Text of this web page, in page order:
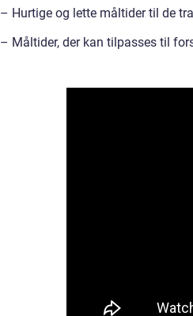
– Hurtige og lette måltider til de
– Måltider, der kan tilpasses til